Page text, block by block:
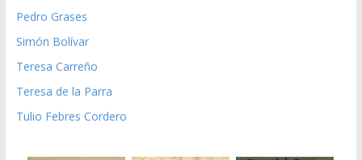
Pedro Grases
Simón Bolívar
Teresa Carreño
Teresa de la Parra
Tulio Febres Cordero